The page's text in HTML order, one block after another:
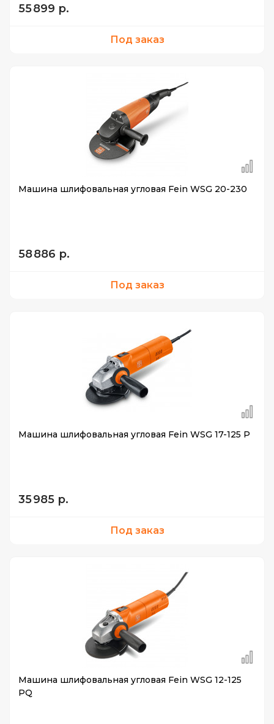
55 899 р.
Под заказ
Машина шлифовальная угловая Fein WSG 20-230
58 886 р.
Под заказ
Машина шлифовальная угловая Fein WSG 17-125 P
35 985 р.
Под заказ
Машина шлифовальная угловая Fein WSG 12-125
PQ